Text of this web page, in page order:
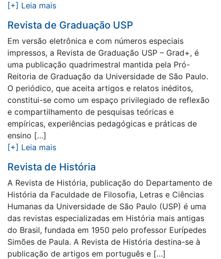
[+] Leia mais
Revista de Graduação USP
Em versão eletrônica e com números especiais
impressos, a Revista de Graduação USP – Grad+, é
uma publicação quadrimestral mantida pela Pró-
Reitoria de Graduação da Universidade de São Paulo.
O periódico, que aceita artigos e relatos inéditos,
constitui-se como um espaço privilegiado de reflexão
e compartilhamento de pesquisas teóricas e
empíricas, experiências pedagógicas e práticas de
ensino […]
[+] Leia mais
Revista de História
A Revista de História, publicação do Departamento de
História da Faculdade de Filosofia, Letras e Ciências
Humanas da Universidade de São Paulo (USP) é uma
das revistas especializadas em História mais antigas
do Brasil, fundada em 1950 pelo professor Eurípedes
Simões de Paula. A Revista de História destina-se à
publicação de artigos em português e […]